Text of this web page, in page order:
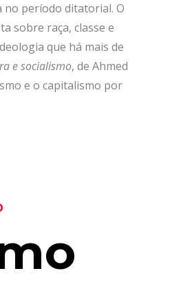
no período ditatorial. O
sobre raça, classe e
que há mais de
e socialismo, de Ahmed
e o capitalismo por